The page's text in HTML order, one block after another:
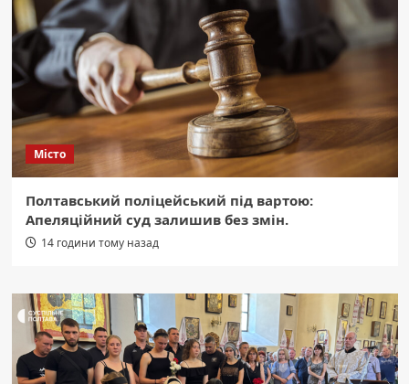
Місто
Полтавський поліцейський під вартою:
Апеляційний суд залишив без змін.
14 години тому назад